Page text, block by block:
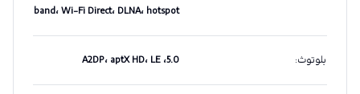
band، Wi-Fi Direct، DLNA، hotspot
بلوتوث: 5.0، A2DP، aptX HD، LE